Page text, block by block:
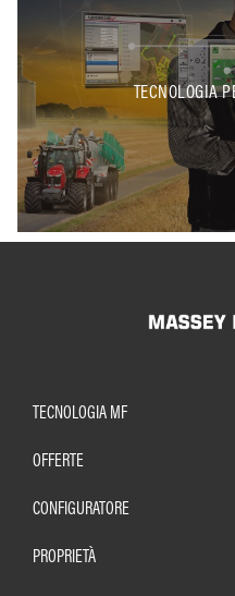
TECNOLOGIA
TECNOLOGIA MF
OFFERTE
CONFIGURATORE
PROPRIETÀ